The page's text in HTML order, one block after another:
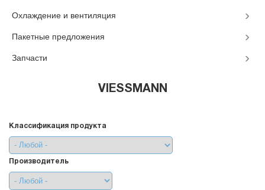
VIESSMANN
Классификация продукта
Производитель
Охлаждение и вентиляция
Пакетные предложения
Запчасти